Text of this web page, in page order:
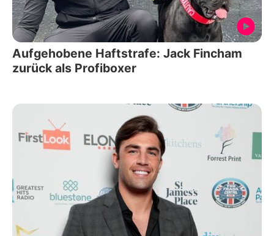
Aufgehobene Haftstrafe: Jack Fincham
zurück als Profiboxer